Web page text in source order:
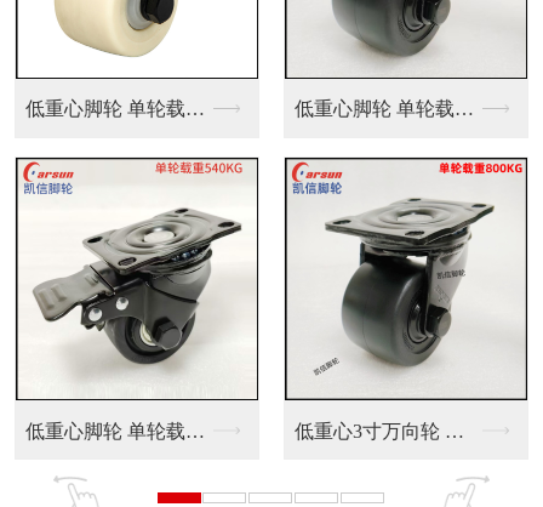
低重心脚轮 单轮载重... 低重心脚轮 单轮载重...
低重心脚轮 单轮载重... 低重心3寸万向轮 机...
丝杆型脚